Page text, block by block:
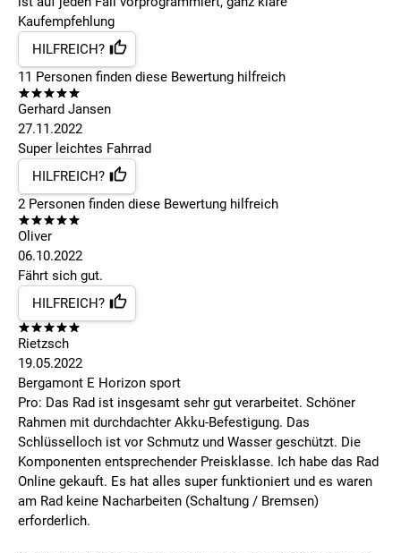
Kaufempfehlung
HILFREICH?
11 Personen finden diese Bewertung hilfreich
Gerhard Jansen
27.11.2022
Super leichtes Fahrrad
HILFREICH?
2 Personen finden diese Bewertung hilfreich
Oliver
06.10.2022
Fährt sich gut.
HILFREICH?
Rietzsch
19.05.2022
Bergamont E Horizon sport
Pro: Das Rad ist insgesamt sehr gut verarbeitet. Schöner
Rahmen mit durchdachter Akku-Befestigung. Das
Schlüsselloch ist vor Schmutz und Wasser geschützt. Die
Komponenten entsprechender Preisklasse. Ich habe das Rad
Online gekauft. Es hat alles super funktioniert und es waren
am Rad keine Nacharbeiten (Schaltung / Bremsen)
erforderlich.